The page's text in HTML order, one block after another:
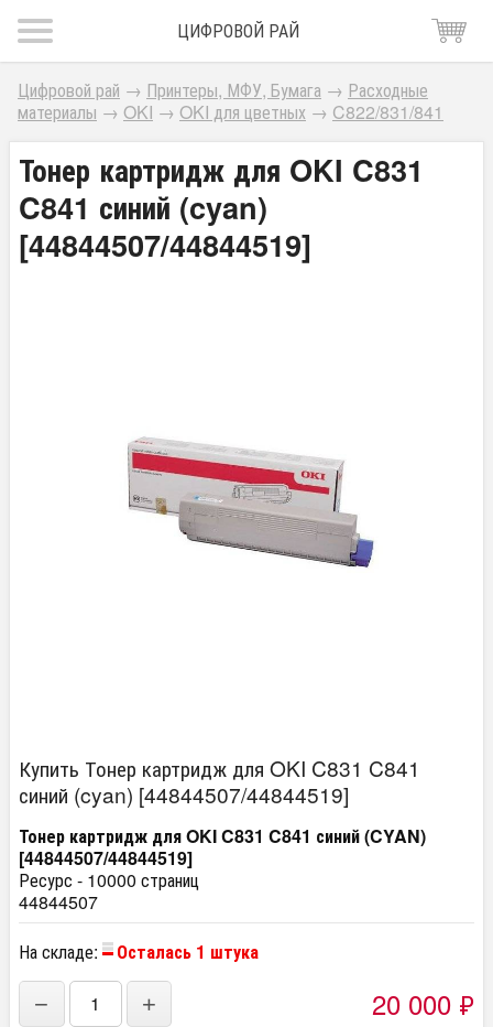
ЦИФРОВОЙ РАЙ
Цифровой рай → Принтеры, МФУ, Бумага → Расходные
материалы → OKI → OKI для цветных → C822/831/841
Тонер картридж для OKI C831
C841 синий (cyan)
[44844507/44844519]
Купить Тонер картридж для OKI C831 C841
синий (cyan) [44844507/44844519]
Тонер картридж для OKI C831 C841 синий (CYAN)
[44844507/44844519]
Ресурс - 10000 страниц
44844507
На складе:
Осталась 1 штука
− + 20 000 ₽